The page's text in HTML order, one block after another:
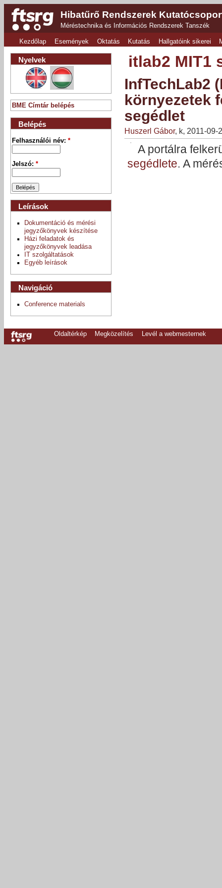
Hibatűrő Rendszerek
Méréstechnika és Információs Rendszerek Tanszék
Kezdőlap Események Oktatás Kutatás Hallgatóink sikerei
itlab2 MIT1
InfTechLab2
környezetek
segédlet
Huszerl Gábor, k, 2011-09-
A portálra
segédlete. A
Nyelvek
BME Címtár belépés
Belépés
Felhasználói név:*
Jelszó:*
Leírások
Dokumentáció és mérési
jegyzőkönyvek készítése
Házi feladatok és
jegyzőkönyvek leadása
IT szolgáltatások
Egyéb leírások
Navigáció
Conference materials
Oldaltérkép Megközelítés Levél a webmesternek